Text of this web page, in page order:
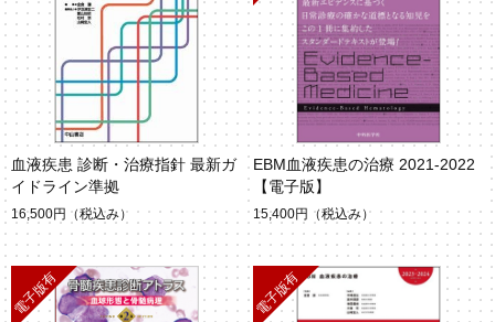
血液疾患 診断・治療指針 最新ガ
イドライン準拠
16,500円 （税込み）
EBM血液疾患の治療 2021-2022
【電子版】
15,400円 （税込み）